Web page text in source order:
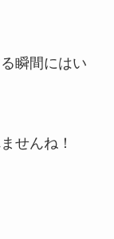
瞬間にはい
せんね！